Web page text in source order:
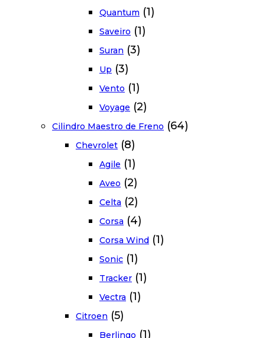
Quantum (1)
Saveiro (1)
Suran (3)
Up (3)
Vento (1)
Voyage (2)
Cilindro Maestro de Freno (64)
Chevrolet (8)
Agile (1)
Aveo (2)
Celta (2)
Corsa (4)
Corsa Wind (1)
Sonic (1)
Tracker (1)
Vectra (1)
Citroen (5)
Berlingo (1)